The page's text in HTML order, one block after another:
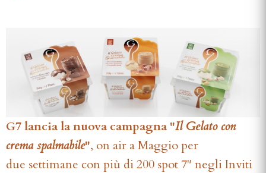
G7 lancia la nuova campagna "Il Gelato con
crema spalmabile", on air a Maggio per
due settimane con più di 200 spot 7" negli Inviti